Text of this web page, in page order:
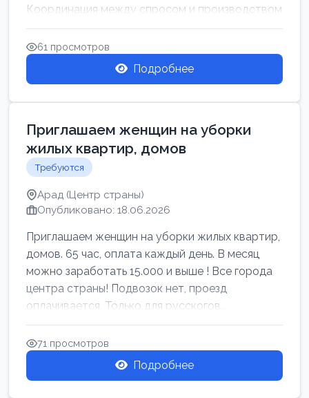
Координация между спросом и производством
для обеспечения своевр...
61 просмотров
Подробнее
Приглашаем женщин на уборки
жилых квартир, домов
Требуются
Арад (Центр страны)
Опубликовано: 18.06.2026
Приглашаем женщин на уборки жилых квартир,
домов. 65 час, оплата каждый день. В месяц
можно заработать 15.000 и выше ! Все города
центра страны! Подвозок нет, проезд
оплачивается. Только для русскогов...
71 просмотров
Подробнее